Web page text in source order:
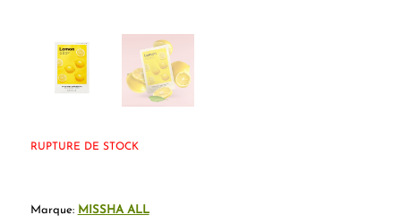
RUPTURE DE STOCK
Marque: MISSHA ALL